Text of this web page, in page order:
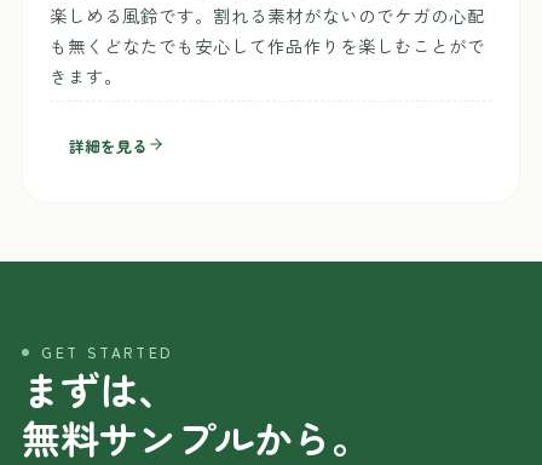
楽しめる風鈴です。割れる素材がないのでケガの心配
も無くどなたでも安心して作品作りを楽しむことがで
きます。
詳細を見る
GET STARTED
まずは、
無料サンプルから。